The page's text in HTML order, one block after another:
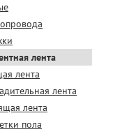
лента
лента
лента
лента
пола